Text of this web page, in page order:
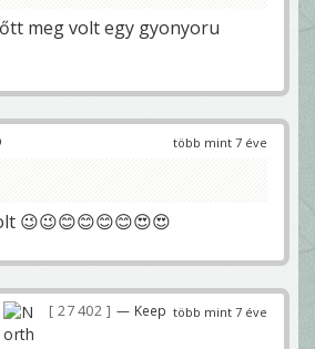
meg volt egy gyonyoru
több mint 7 éve
😉😉😊😊😊😊😍😍
több mint 7 éve
27 402
— Keep